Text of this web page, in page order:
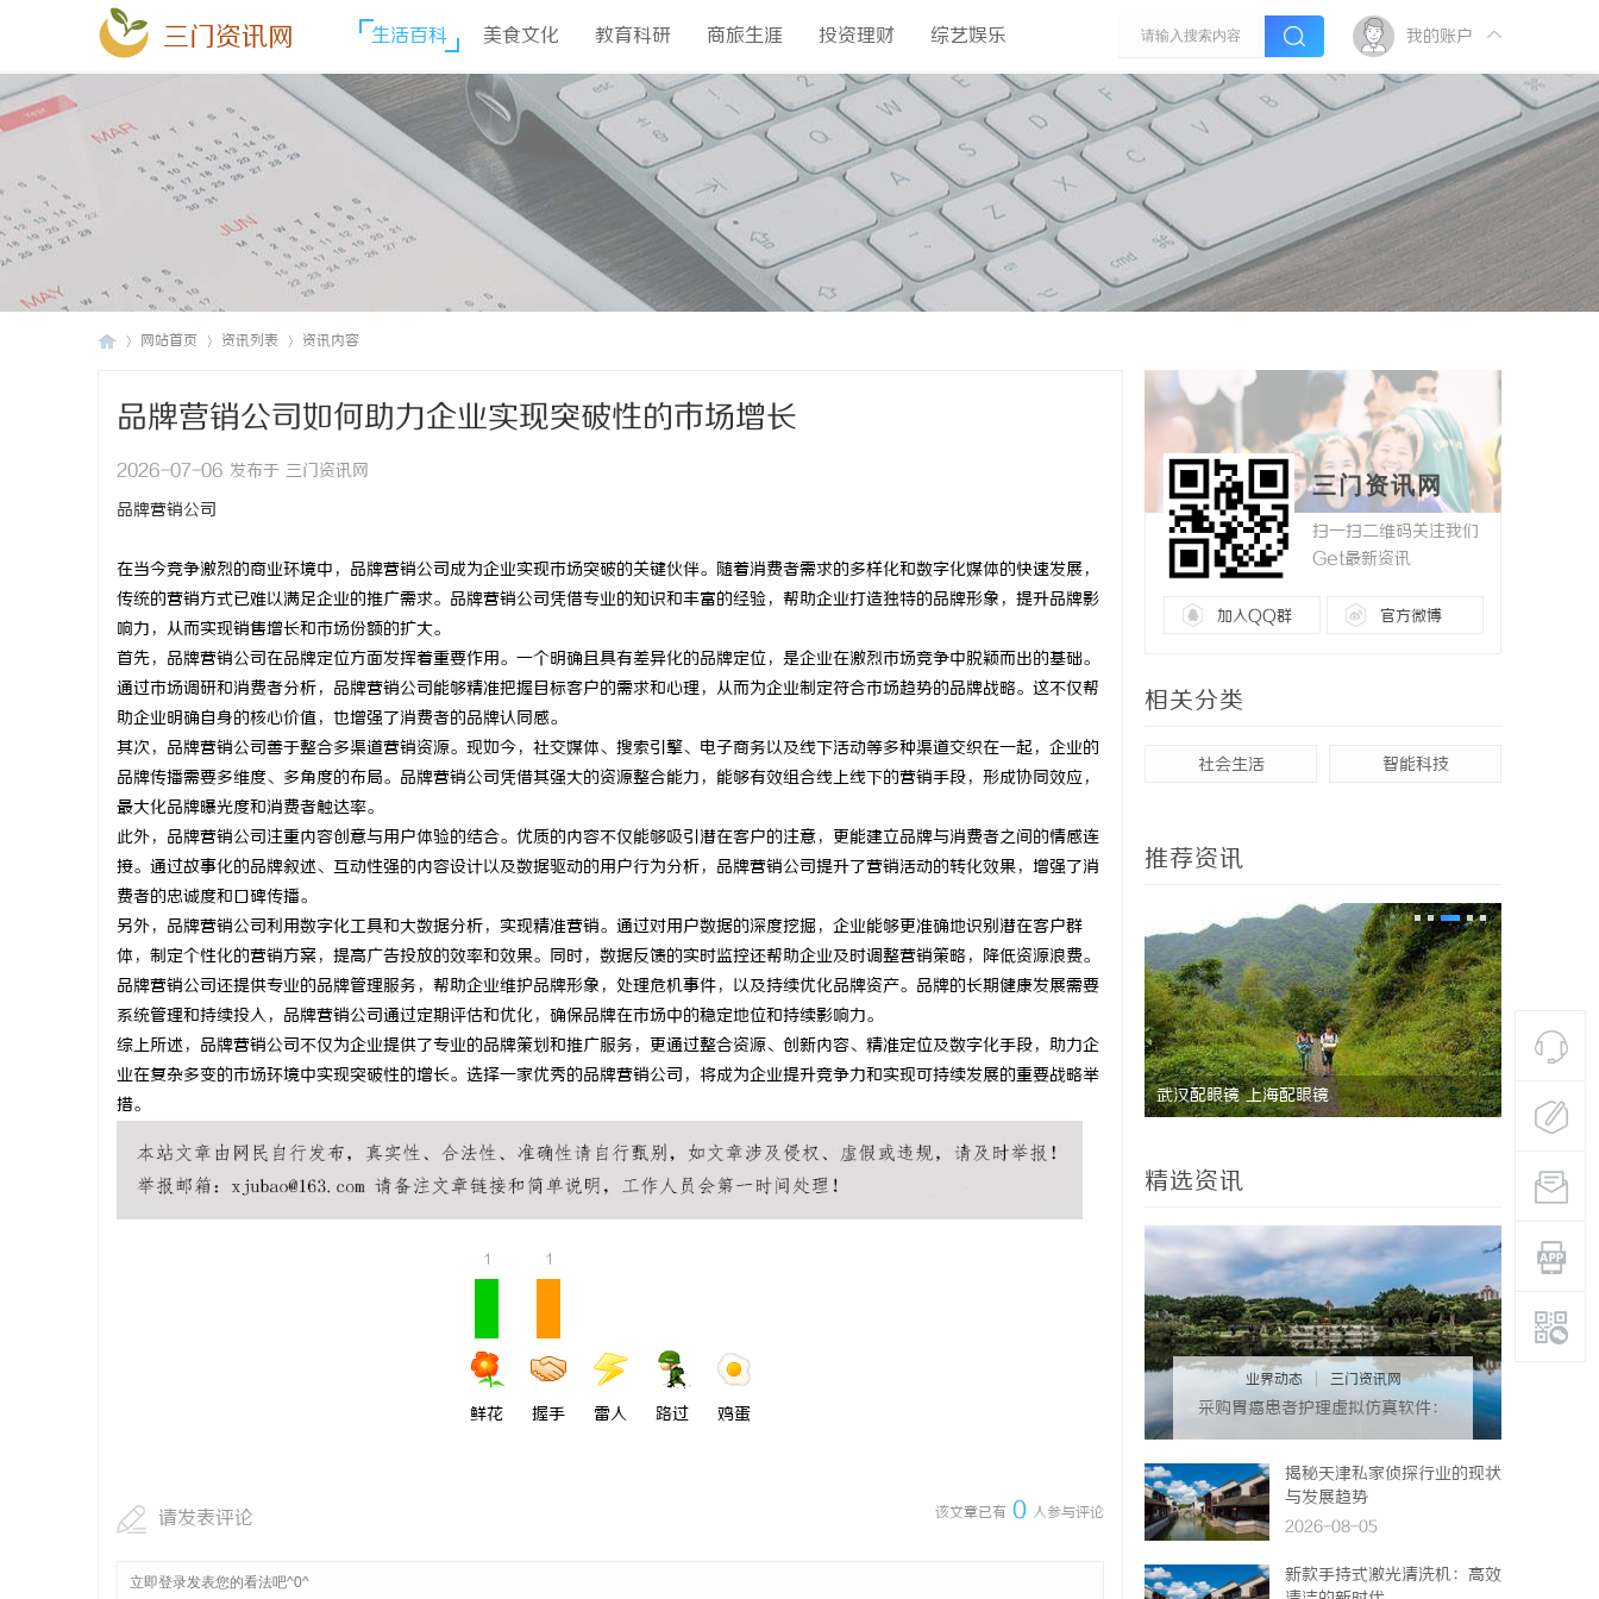
三门资讯网 生活百科 美食文化 教育科研 商旅生涯 投资理财 综艺娱乐 我的账户
网站首页 资讯列表 资讯内容
品牌营销公司如何助力企业实现突破性的市场增长
2026-07-06 发布于 三门资讯网
品牌营销公司
在当今竞争激烈的商业环境中，品牌营销公司成为企业实现市场突破的关键伙伴。随着消费者需求的多样化和数字化媒体的快速发展，
传统的营销方式已难以满足企业的推广需求。品牌营销公司凭借专业的知识和丰富的经验，帮助企业打造独特的品牌形象，提升品牌影
响力，从而实现销售增长和市场份额的扩大。
首先，品牌营销公司在品牌定位方面发挥着重要作用。一个明确且具有差异化的品牌定位，是企业在激烈市场竞争中脱颖而出的基础。
通过市场调研和消费者分析，品牌营销公司能够精准把握目标客户的需求和心理，从而为企业制定符合市场趋势的品牌战略。这不仅帮
助企业明确自身的核心价值，也增强了消费者的品牌认同感。
其次，品牌营销公司善于整合多渠道营销资源。现如今，社交媒体、搜索引擎、电子商务以及线下活动等多种渠道交织在一起，企业的
品牌传播需要多维度、多角度的布局。品牌营销公司凭借其强大的资源整合能力，能够有效组合线上线下的营销手段，形成协同效应，
最大化品牌曝光度和消费者触达率。
此外，品牌营销公司注重内容创意与用户体验的结合。优质的内容不仅能够吸引潜在客户的注意，更能建立品牌与消费者之间的情感连
接。通过故事化的品牌叙述、互动性强的内容设计以及数据驱动的用户行为分析，品牌营销公司提升了营销活动的转化效果，增强了消
费者的忠诚度和口碑传播。
另外，品牌营销公司利用数字化工具和大数据分析，实现精准营销。通过对用户数据的深度挖掘，企业能够更准确地识别潜在客户群
体，制定个性化的营销方案，提高广告投放的效率和效果。同时，数据反馈的实时监控还帮助企业及时调整营销策略，降低资源浪费。
品牌营销公司还提供专业的品牌管理服务，帮助企业维护品牌形象，处理危机事件，以及持续优化品牌资产。品牌的长期健康发展需要
系统管理和持续投入，品牌营销公司通过定期评估和优化，确保品牌在市场中的稳定地位和持续影响力。
综上所述，品牌营销公司不仅为企业提供了专业的品牌策划和推广服务，更通过整合资源、创新内容、精准定位及数字化手段，助力企
业在复杂多变的市场环境中实现突破性的增长。选择一家优秀的品牌营销公司，将成为企业提升竞争力和实现可持续发展的重要战略举
措。
1
鲜花
1
握手 雷人 路过 鸡蛋
该文章已有 0 人参与评论
请发表评论
三门资讯网
扫一扫二维码关注我们
Get最新资讯
加入QQ群 官方微博
相关分类
社会生活 智能科技
推荐资讯
武汉配眼镜 上海配眼镜 国际品牌
境维权中
精选资讯
业界动态 三门资讯网
采购胃癌患者护理虚拟仿真软件：
揭秘天津私家侦探行业的现状
与发展趋势
2026-08-05
新款手持式激光清洗机：高效